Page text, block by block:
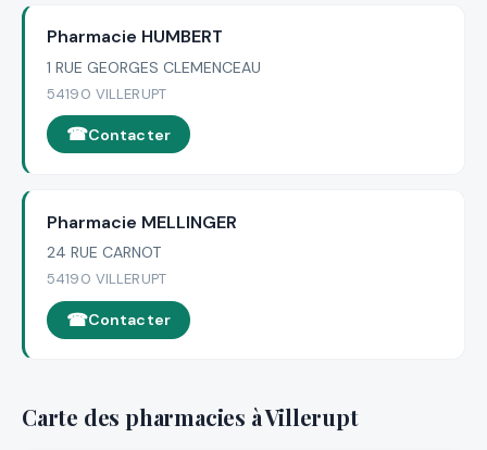
Pharmacie HUMBERT
1 RUE GEORGES CLEMENCEAU
54190 VILLERUPT
Contacter
Pharmacie MELLINGER
24 RUE CARNOT
54190 VILLERUPT
Contacter
Carte des pharmacies à Villerupt